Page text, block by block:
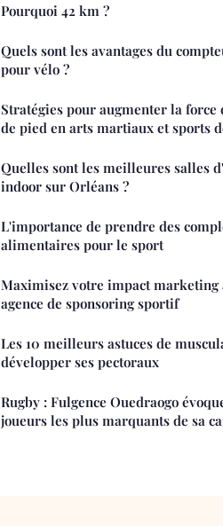
Pourquoi 42 km ?
Quels sont les avantages du
pour vélo ?
Stratégies pour augmenter la force
de pied en arts martiaux et sports
Quelles sont les meilleures salles
indoor sur Orléans ?
L'importance de prendre des
alimentaires pour le sport
Maximisez votre impact marketing
agence de sponsoring sportif
Les 10 meilleurs astuces de
développer ses pectoraux
Rugby : Fulgence Ouedraogo
joueurs les plus marquants de sa